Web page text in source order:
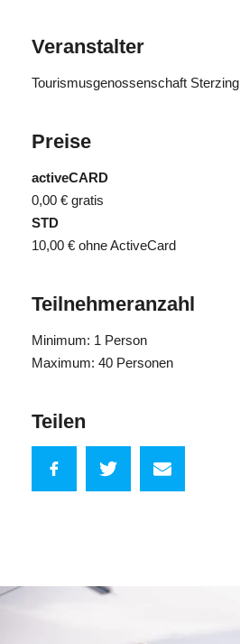
Veranstalter
Tourismusgenossenschaft Sterzing
Preise
activeCARD
0,00 € gratis
STD
10,00 € ohne ActiveCard
Teilnehmeranzahl
Minimum: 1 Person
Maximum: 40 Personen
Teilen